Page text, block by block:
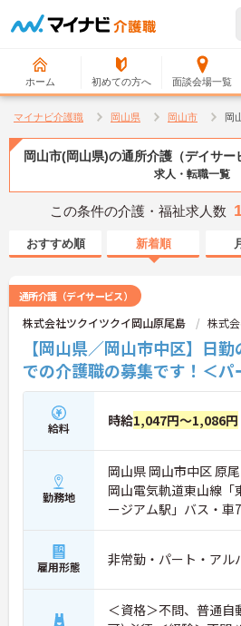
ホーム 初めての方へ 面談会場一覧
マイナビ介護職 岡山県 岡山市 岡
岡山市(岡山県)の通所介護（デイサー
求人・転職一覧
この条件の介護・福祉求人数
おすすめ順 新着順
通所介護（デイサービス）
株式会社ツクイツクイ岡山原尾島 株式
【岡山県／岡山市中区】日
での介護職の募集です！＜パ
給料 時給1,047円～1,086円
勤務地
岡山県 岡山市中区 原
岡山電気軌道東山線「
ージアム駅」バス・車
雇用形態 非常勤・パート・アル
＜資格＞不問、普通自